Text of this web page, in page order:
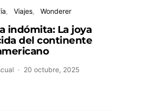
Viajes Wonderer
indómita: La joya
del continente
20 octubre, 2025